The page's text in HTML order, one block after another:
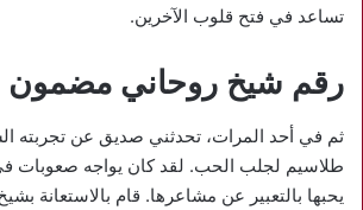
تساعد في فتح قلوب الآخرين.
رقم شيخ روحاني مضمون 1
ثم في أحد المرات، تحدثني صديق عن تجربته
طلاسيم لجلب الحب. لقد كان يواجه صعوبات في
يحبها بالتعبير عن مشاعرها. قام بالاستعانة